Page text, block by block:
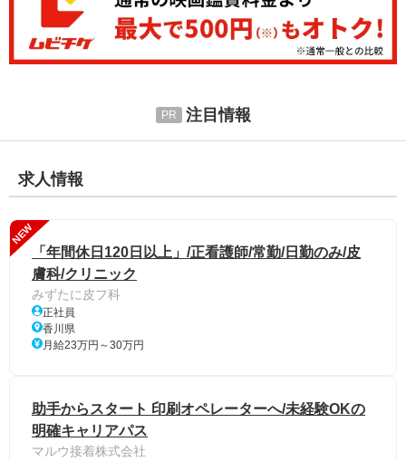
注目情報
求人情報
NEW
「年間休日120日以上」/正看護師/常勤/日勤のみ/皮
膚科/クリニック
みずたに皮フ科
正社員
香川県
月給23万円～30万円
助手からスタート 印刷オペレーターへ/未経験OKの
明確キャリアパス
マルウ接着株式会社